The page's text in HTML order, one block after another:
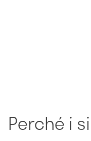
Perché i